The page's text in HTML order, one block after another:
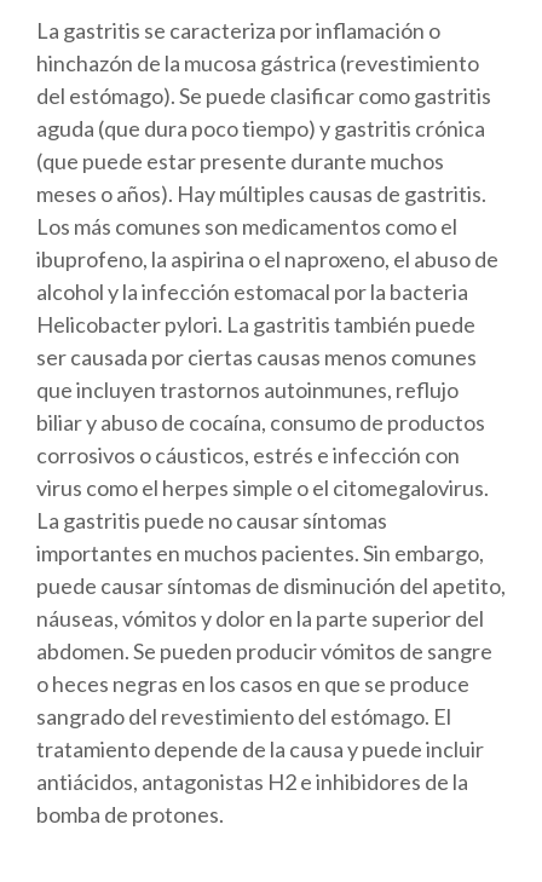
La gastritis se caracteriza por inflamación o
hinchazón de la mucosa gástrica (revestimiento
del estómago). Se puede clasificar como gastritis
aguda (que dura poco tiempo) y gastritis crónica
(que puede estar presente durante muchos
meses o años). Hay múltiples causas de gastritis.
Los más comunes son medicamentos como el
ibuprofeno, la aspirina o el naproxeno, el abuso de
alcohol y la infección estomacal por la bacteria
Helicobacter pylori. La gastritis también puede
ser causada por ciertas causas menos comunes
que incluyen trastornos autoinmunes, reflujo
biliar y abuso de cocaína, consumo de productos
corrosivos o cáusticos, estrés e infección con
virus como el herpes simple o el citomegalovirus.
La gastritis puede no causar síntomas
importantes en muchos pacientes. Sin embargo,
puede causar síntomas de disminución del apetito,
náuseas, vómitos y dolor en la parte superior del
abdomen. Se pueden producir vómitos de sangre
o heces negras en los casos en que se produce
sangrado del revestimiento del estómago. El
tratamiento depende de la causa y puede incluir
antiácidos, antagonistas H2 e inhibidores de la
bomba de protones.